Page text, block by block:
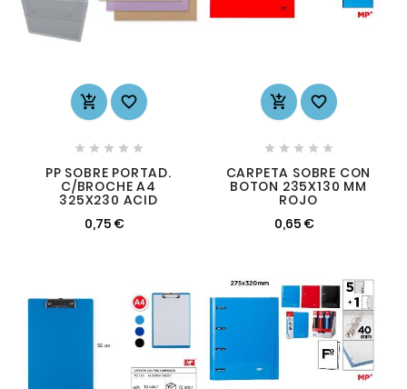
 
    
PP SOBRE PORTAD.
C/BROCHE A4
325X230 ACID
0,75 €
 
    
CARPETA SOBRE CON
BOTON 235X130 MM
ROJO
0,65 €